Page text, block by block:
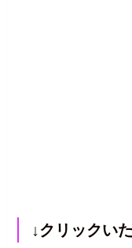
↓クリックい